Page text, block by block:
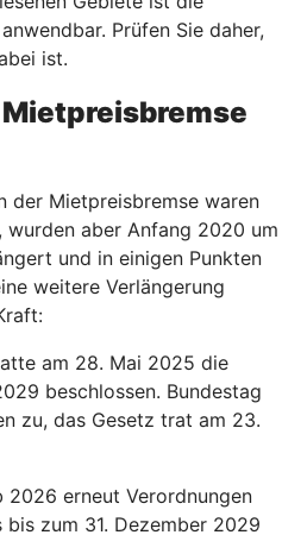
Prüfen Sie daher,
ist.
der Mietpreisbremse waren
aber Anfang 2020 um
und in einigen Punkten
weitere Verlängerung
am 28. Mai 2025 die
beschlossen. Bundestag
zu, das Gesetz trat am 23.
2026 erneut Verordnungen
zum 31. Dezember 2029